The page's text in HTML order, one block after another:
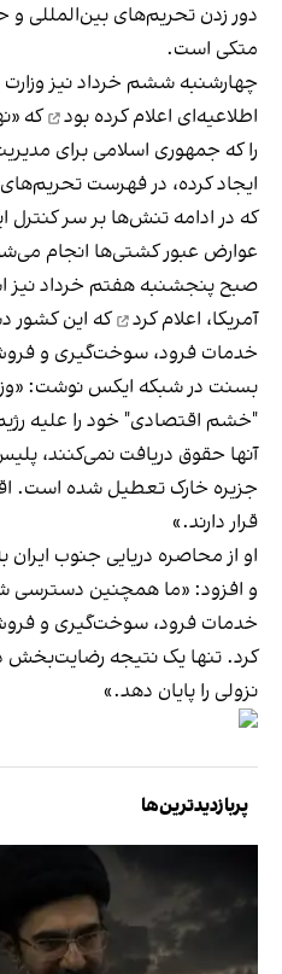
دور زدن تحریم‌های بین‌المللی و
متکی است.
چهارشنبه ششم خرداد نیز وزارت
اطلاعیه‌ای اعلام کرده بود
که
را که جمهوری اسلامی برای
ایجاد کرده، در فهرست
که در ادامه تنش‌ها بر سر کنترل
عوارض عبور کشتی‌ها انجام
صبح پنجشنبه هفتم خرداد نیز
آمریکا، اعلام کرد
که این کشور
خدمات فرود، سوخت‌گیری و
بسنت در شبکه ایکس نوشت:
"خشم اقتصادی" خود را علیه
آنها حقوق دریافت نمی‌کنند،
جزیره خارک تعطیل شده است.
قرار دارند.»
او از محاصره دریایی جنوب ایران
و افزود: «ما همچنین دسترسی
خدمات فرود، سوخت‌گیری و
کرد. تنها یک نتیجه رضایت‌بخش
نزولی را پایان دهد.»
پربازدیدترین‌ها